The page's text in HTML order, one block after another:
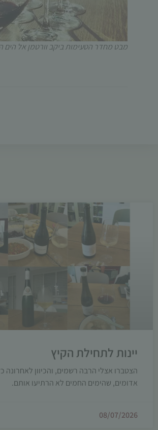
מבט מחדר הטעימות ביקב וורטמן אל הים
יינות לתחילת הקיץ
הצטברו אצלי הרבה רשמים, והכיוון לאחרונה
אדומים, שהימים החמים לא הרתיעו אותם.
08/07/2026